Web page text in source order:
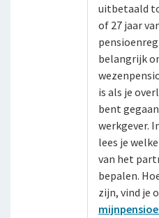
uitbetaald
of 27 jaar
belangrijk
is als je
bent
werkgever.
lees je
van het
bepalen.
zijn, vind je